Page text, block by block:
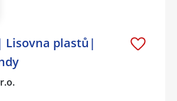
Lisovna plastů|